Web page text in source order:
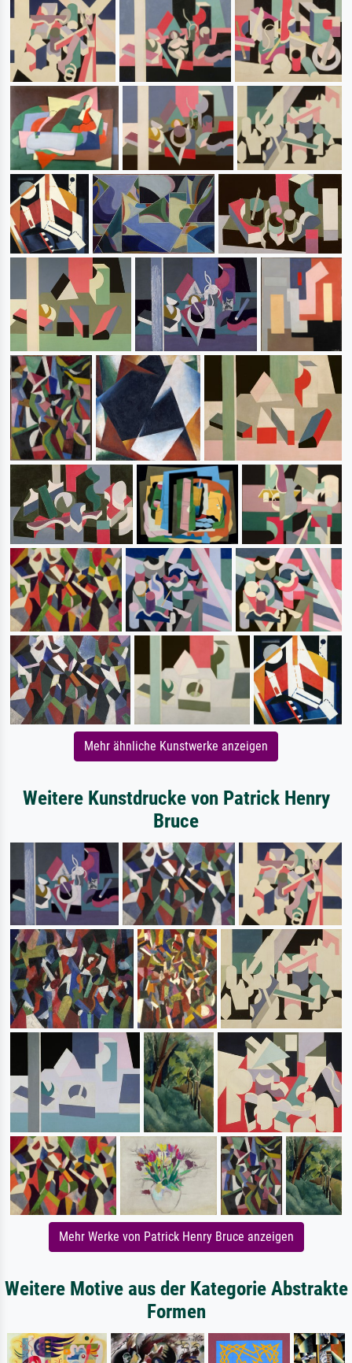
Mehr ähnliche Kunstwerke anzeigen
Weitere Kunstdrucke von Patrick Henry
Bruce
Mehr Werke von Patrick Henry Bruce anzeigen
Weitere Motive aus der Kategorie Abstrakte
Formen